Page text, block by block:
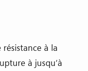
à la
à jusqu’à